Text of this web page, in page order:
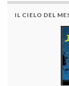
IL CIELO DEL